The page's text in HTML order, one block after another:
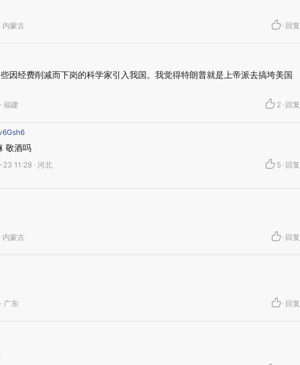
蒙古 · 回复
因经费削减而下岗的科学家引入我国。我觉得特朗普就是上帝派去搞垮美国
福建 2 · 回复
敬酒吗
11:28 · 河北 5 · 回复
蒙古 · 回复
广东 · 回复